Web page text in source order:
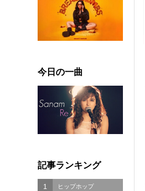
今日の一曲
記事ランキング
1 ヒップホップ